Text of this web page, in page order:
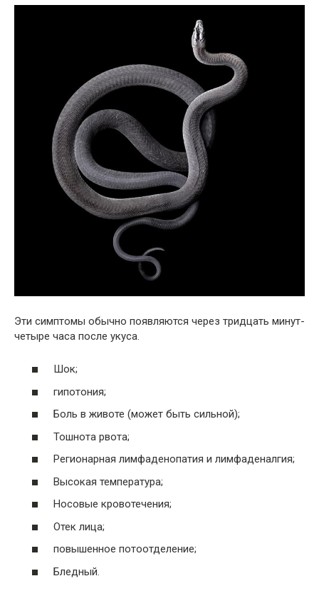
Эти симптомы обычно появляются через тридцать минут-
четыре часа после укуса.
Шок;
гипотония;
Боль в животе (может быть сильной);
Тошнота рвота;
Регионарная лимфаденопатия и лимфаденалгия;
Высокая температура;
Носовые кровотечения;
Отек лица;
повышенное потоотделение;
Бледный.